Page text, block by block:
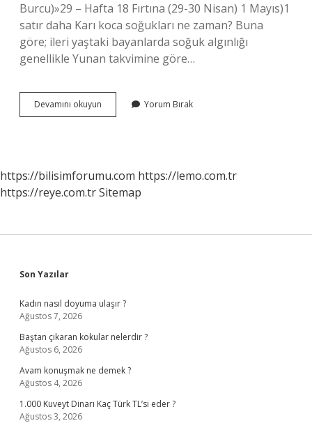
Burcu)»29 – Hafta 18 Fırtına (29-30 Nisan) 1 Mayıs)1
satır daha Karı koca soğukları ne zaman? Buna
göre; ileri yaştaki bayanlarda soğuk algınlığı
genellikle Yunan takvimine göre…
Devamını okuyun
Firtinasi
Yorum Bırak
https://bilisimforumu.com https://lemo.com.tr
https://reye.com.trSitemap
Sidebar
Son Yazılar
Kadın nasıl doyuma ulaşır ?
Ağustos 7, 2026
Baştan çıkaran kokular nelerdir ?
Ağustos 6, 2026
Avam konuşmak ne demek ?
Ağustos 4, 2026
1.000 Kuveyt Dinarı Kaç Türk TL’si eder ?
Ağustos 3, 2026